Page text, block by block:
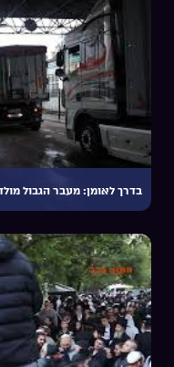
בדרך לאומן: מעבר הגבול